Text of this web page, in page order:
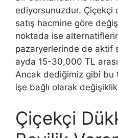
ediyorsunuzdur. Çiçekçi
satış hacmine göre
noktada ise
pazaryerlerinde de aktif
ayda 15-30,000 TL
Ancak dediğimiz gibi bu
işe bağlı olarak
Çiçekçi